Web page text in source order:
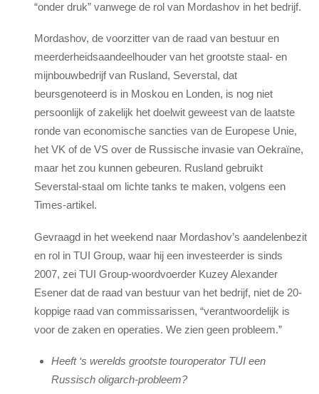
“onder druk” vanwege de rol van Mordashov in het bedrijf.
Mordashov, de voorzitter van de raad van bestuur en
meerderheidsaandeelhouder van het grootste staal- en
mijnbouwbedrijf van Rusland, Severstal, dat
beursgenoteerd is in Moskou en Londen, is nog niet
persoonlijk of zakelijk het doelwit geweest van de laatste
ronde van economische sancties van de Europese Unie,
het VK of de VS over de Russische invasie van Oekraïne,
maar het zou kunnen gebeuren. Rusland gebruikt
Severstal-staal om lichte tanks te maken, volgens een
Times-artikel.
Gevraagd in het weekend naar Mordashov’s aandelenbezit
en rol in TUI Group, waar hij een investeerder is sinds
2007, zei TUI Group-woordvoerder Kuzey Alexander
Esener dat de raad van bestuur van het bedrijf, niet de 20-
koppige raad van commissarissen, “verantwoordelijk is
voor de zaken en operaties. We zien geen probleem.”
Heeft ‘s werelds grootste touroperator TUI een
Russisch oligarch-probleem?